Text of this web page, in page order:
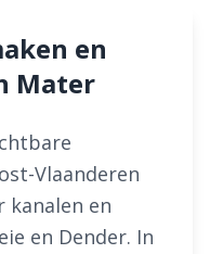
en
Mater
Vlaanderen
kanalen en
en Dender. In